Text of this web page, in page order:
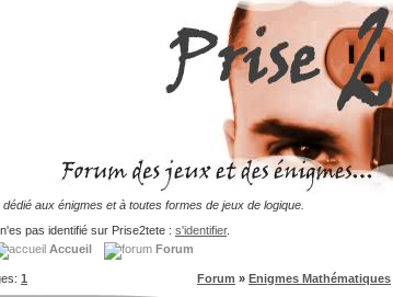
aux énigmes et à toutes formes de jeux de logique.
pas identifié sur Prise2tete : s'identifier.
Accueil
Forum
1 Forum » Enigmes Mathématiques